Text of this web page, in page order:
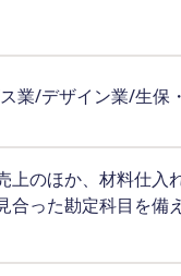
業/デザイン業/生保
上のほか、材料仕入
合った勘定科目を備